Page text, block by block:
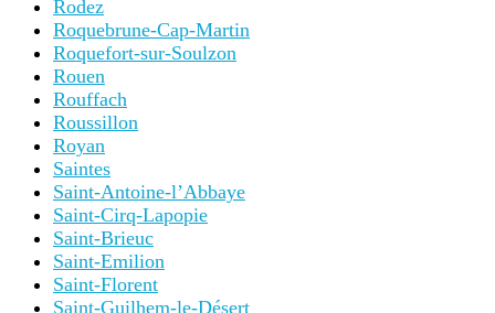
Rodez
Roquebrune-Cap-Martin
Roquefort-sur-Soulzon
Rouen
Rouffach
Roussillon
Royan
Saintes
Saint-Antoine-l’Abbaye
Saint-Cirq-Lapopie
Saint-Brieuc
Saint-Emilion
Saint-Florent
Saint-Guilhem-le-Désert